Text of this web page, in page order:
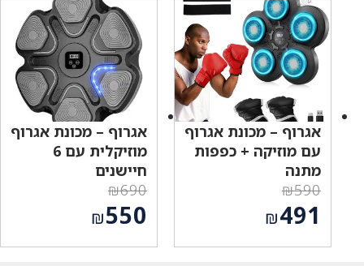
אגרוף – מכונת אגרוף
עם מוזיקה + כפפות
מתנה
₪590
המחיר
המקורי
היה:
₪491
אגרוף – מכונת אגרוף
מוזיקלית עם 6
חיישנים
₪690
המחיר
המקורי
היה:
₪550